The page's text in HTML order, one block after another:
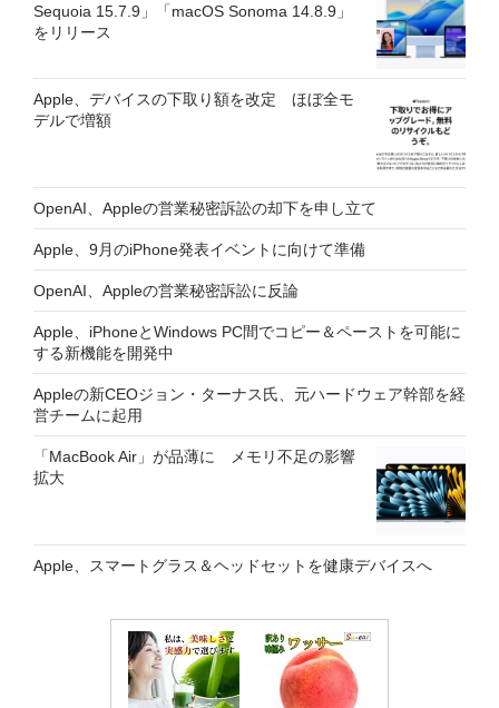
Sequoia 15.7.9」「macOS Sonoma 14.8.9」
をリリース
Apple、デバイスの下取り額を改定 ほぼ全モ
デルで増額
OpenAI、Appleの営業秘密訴訟の却下を申し立て
Apple、9月のiPhone発表イベントに向けて準備
OpenAI、Appleの営業秘密訴訟に反論
Apple、iPhoneとWindows PC間でコピー＆ペーストを可能に
する新機能を開発中
Appleの新CEOジョン・ターナス氏、元ハードウェア幹部を経
営チームに起用
「MacBook Air」が品薄に メモリ不足の影響
拡大
Apple、スマートグラス＆ヘッドセットを健康デバイスへ